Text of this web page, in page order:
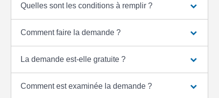
Quelles sont les conditions à remplir ?
Comment faire la demande ?
La demande est-elle gratuite ?
Comment est examinée la demande ?